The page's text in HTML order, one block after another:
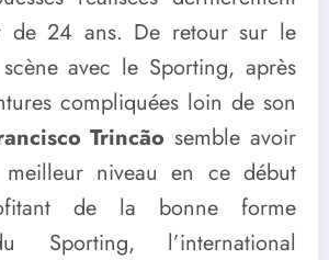
de 24 ans. De retour sur le
avec le Sporting, après
compliquées loin de son
Trincão semble avoir
meilleur niveau en ce début
de la bonne forme
Sporting, l’international